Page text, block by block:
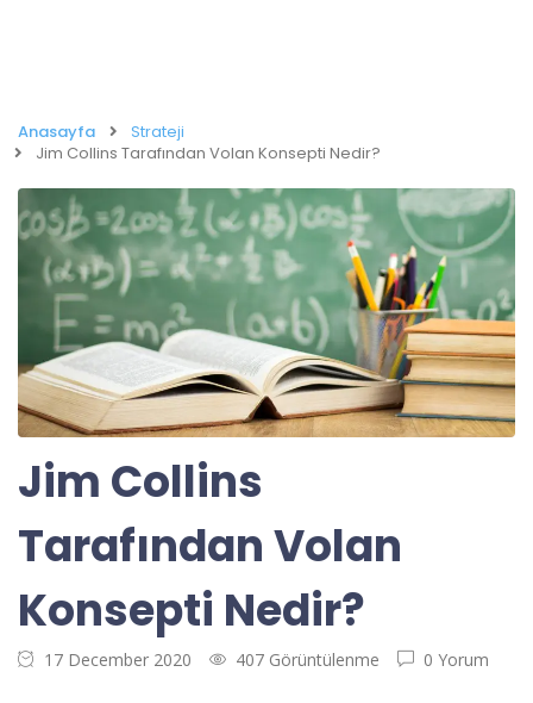
Anasayfa
Strateji
Jim Collins Tarafından Volan Konsepti Nedir?
Jim Collins
Tarafından Volan
Konsepti Nedir?
17 December 2020 407 Görüntülenme 0 Yorum